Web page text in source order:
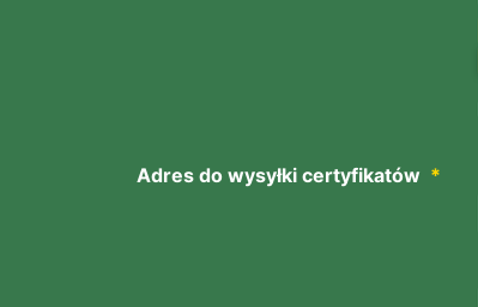
Adres do wysyłki certyfikatów *